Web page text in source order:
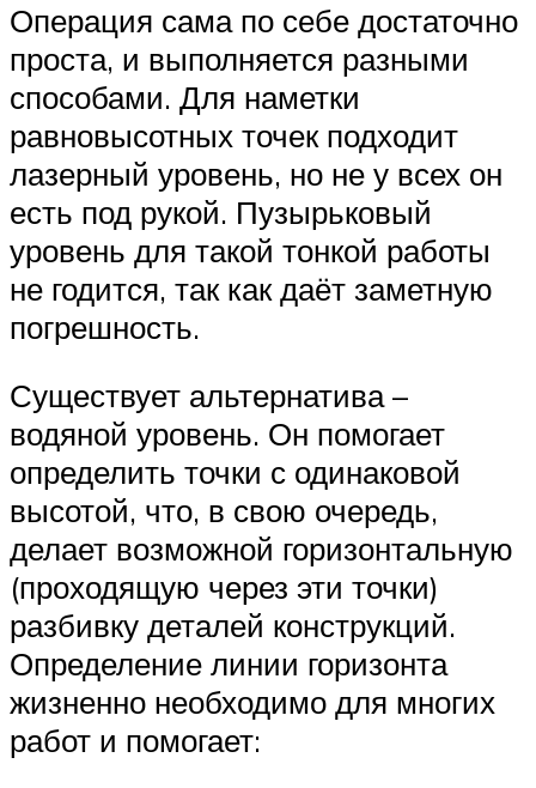
Операция сама по себе достаточно
проста, и выполняется разными
способами. Для наметки
равновысотных точек подходит
лазерный уровень, но не у всех он
есть под рукой. Пузырьковый
уровень для такой тонкой работы
не годится, так как даёт заметную
погрешность.
Существует альтернатива –
водяной уровень. Он помогает
определить точки с одинаковой
высотой, что, в свою очередь,
делает возможной горизонтальную
(проходящую через эти точки)
разбивку деталей конструкций.
Определение линии горизонта
жизненно необходимо для многих
работ и помогает: